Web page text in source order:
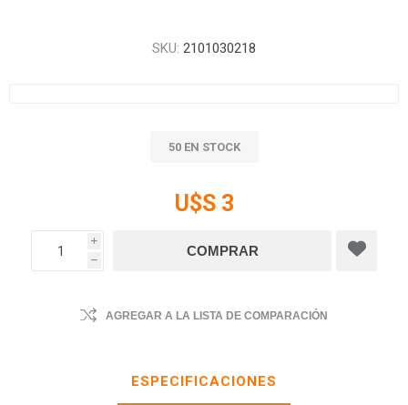
SKU: 2101030218
50 EN STOCK
U$S 3
i
h
AGREGAR A LA LISTA DE COMPARACIÓN
ESPECIFICACIONES